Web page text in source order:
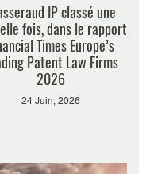
IP classé une
fois, dans le rapport
Times Europe’s
Patent Law Firms
2026
24 Juin, 2026